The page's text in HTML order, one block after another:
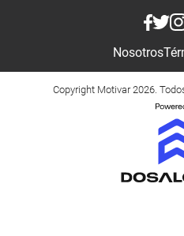
Nosotros
Copyright Motivar 2026.